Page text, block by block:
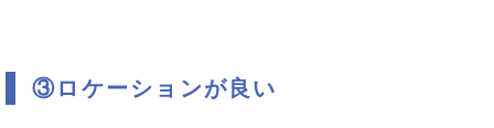
③ロケーションが良い